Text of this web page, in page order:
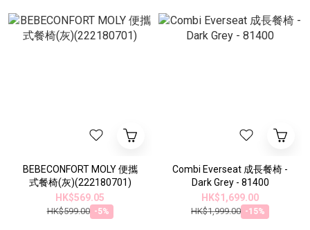
BEBECONFORT MOLY 便攜
式餐椅(灰)(222180701)
HK$569.05
HK$599.00 -5%
Combi Everseat 成長餐椅 -
Dark Grey - 81400
HK$1,699.00
HK$1,999.00 -15%